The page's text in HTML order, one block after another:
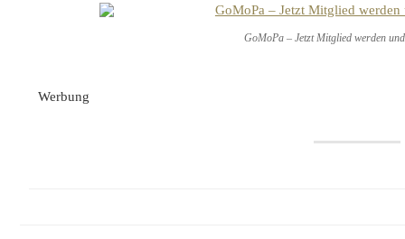
GoMoPa – Jetzt Mitglied werden
Werbung